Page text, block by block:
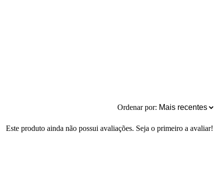
Ordenar por:
Este produto ainda não possui avaliações. Seja o primeiro a avaliar!